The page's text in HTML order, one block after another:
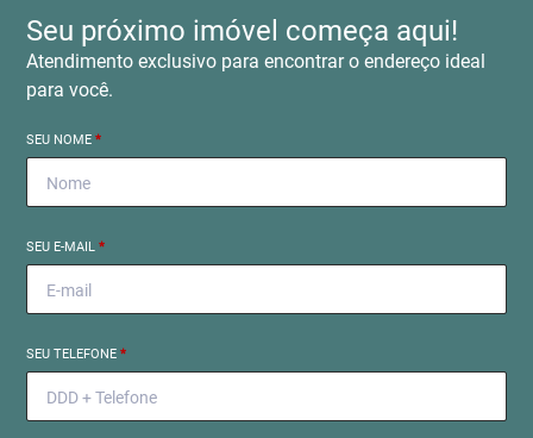
Seu próximo imóvel começa aqui!
Atendimento exclusivo para encontrar o endereço ideal
para você.
SEU NOME*
SEU E-MAIL*
SEU TELEFONE*